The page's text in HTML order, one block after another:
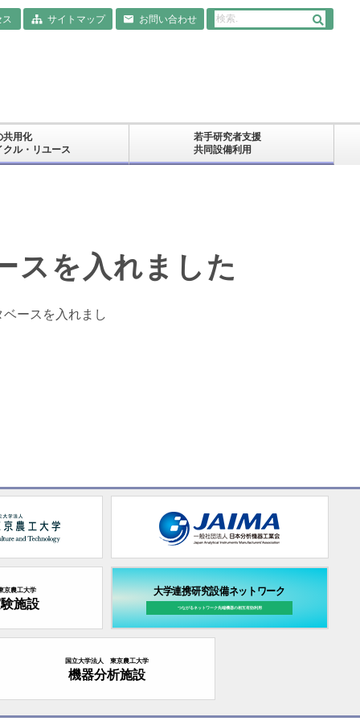
サイトマップ お問い合わせ
共用化
クル・リユース
若手研究者支援
共同設備利用
スを入れました
ースを入れまし
京農工大学
施設
大学連携研究設備ネットワーク
つながるネットワーク先端機器の相互有効利用
国立大学法人 東京農工大学
機器分析施設